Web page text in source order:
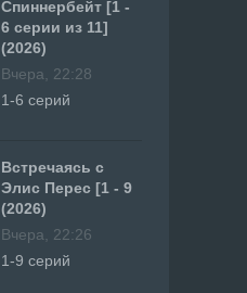
Спиннербейт [1 -
6 серии из 11]
(2026)
Вчера, 22:28
1-6 серий
Встречаясь с
Элис Перес [1 - 9
(2026)
Вчера, 22:26
1-9 серий